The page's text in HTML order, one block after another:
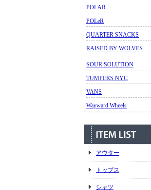
POLAR
POLeR
QUARTER SNACKS
RAISED BY WOLVES
SOUR SOLUTION
TUMPERS NYC
VANS
Wayward Wheels
アウター
トップス
シャツ